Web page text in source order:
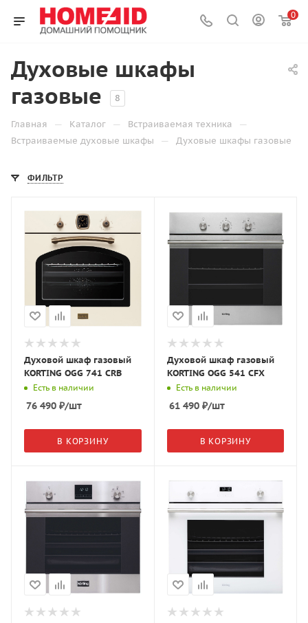
0
Духовые шкафы
газовые
8
Главная — Каталог — Встраиваемая техника —
Встраиваемые духовые шкафы — Духовые шкафы газовые
ФИЛЬТР
Духовой шкаф газовый
KORTING OGG 741 CRB
Есть в наличии
76 490 ₽/шт
В КОРЗИНУ
Духовой шкаф газовый
KORTING OGG 541 CFX
Есть в наличии
61 490₽/шт
В КОРЗИНУ